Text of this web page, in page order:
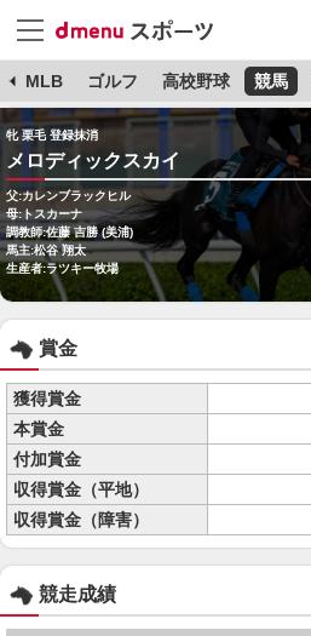
MLB ゴルフ 高校野球 競馬
牝 栗毛 登録抹消
メロディックスカイ
父:カレンブラックヒル
母:トスカーナ
調教師:佐藤 吉勝 (美浦)
馬主:松谷 翔太
生産者:ラツキー牧場
賞金
獲得賞金
本賞金
付加賞金
収得賞金（平地）
収得賞金（障害）
競走成績